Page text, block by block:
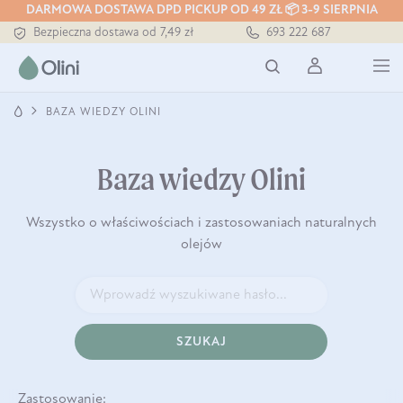
DARMOWA DOSTAWA DPD PICKUP OD 49 ZŁ 📦 3-9 SIERPNIA
Bezpieczna dostawa od 7,49 zł
Darmowa dostawa od 199 zł
Tłoczony zawsze na zimno
693 222 687
BAZA WIEDZY OLINI
Baza wiedzy Olini
Wszystko o właściwościach i zastosowaniach naturalnych
olejów
SZUKAJ
Zastosowanie: